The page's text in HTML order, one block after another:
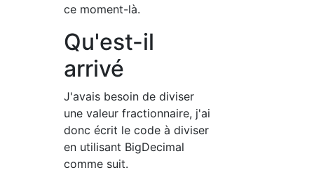
ce moment-là.
Qu'est-il
arrivé
J'avais besoin de diviser
une valeur fractionnaire, j'ai
donc écrit le code à diviser
en utilisant BigDecimal
comme suit.